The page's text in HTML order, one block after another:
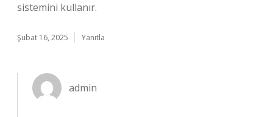
sistemini kullanır.
Şubat 16, 2025 Yanıtla
admin